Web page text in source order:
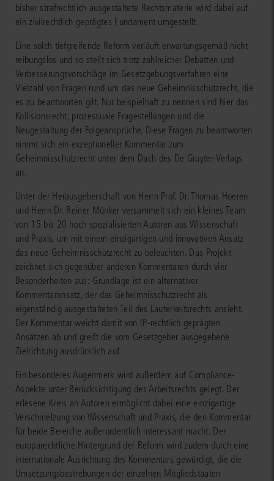
bisher strafrechtlich ausgestaltete Rechtsmaterie wird dabei auf
ein zivilrechtlich geprägtes Fundament umgestellt.
Eine solch tiefgreifende Reform verläuft erwartungsgemäß nicht
reibungslos und so stellt sich trotz zahlreicher Debatten und
Verbesserungsvorschläge im Gesetzgebungsverfahren eine
Vielzahl von Fragen rund um das neue Geheimnisschutzrecht, die
es zu beantworten gilt. Nur beispielhaft zu nennen sind hier das
Kollisionsrecht, prozessuale Fragestellungen und die
Neugestaltung der Folgeansprüche. Diese Fragen zu beantworten
nimmt sich ein exzeptioneller Kommentar zum
Geheimnisschutzrecht unter dem Dach des De Gruyter-Verlags
an.
Unter der Herausgeberschaft von Herrn Prof. Dr. Thomas Hoeren
und Herrn Dr. Reiner Münker versammelt sich ein kleines Team
von 15 bis 20 hoch spezialisierten Autoren aus Wissenschaft
und Praxis, um mit einem einzigartigen und innovativen Ansatz
das neue Geheimnisschutzrecht zu beleuchten. Das Projekt
zeichnet sich gegenüber anderen Kommentaren durch vier
Besonderheiten aus: Grundlage ist ein alternativer
Kommentaransatz, der das Geheimnisschutzrecht als
eigenständig ausgestalteten Teil des Lauterkeitsrechts ansieht.
Der Kommentar weicht damit von IP-rechtlich geprägten
Ansätzen ab und greift die vom Gesetzgeber ausgegebene
Zielrichtung ausdrücklich auf.
Ein besonderes Augenmerk wird außerdem auf Compliance-
Aspekte unter Berücksichtigung des Arbeitsrechts gelegt. Der
erlesene Kreis an Autoren ermöglicht dabei eine einzigartige
Verschmelzung von Wissenschaft und Praxis, die den Kommentar
für beide Bereiche außerordentlich interessant macht. Der
europarechtliche Hintergrund der Reform wird zudem durch eine
internationale Ausrichtung des Kommentars gewürdigt, die die
Umsetzungsbestrebungen der einzelnen Mitgliedstaaten